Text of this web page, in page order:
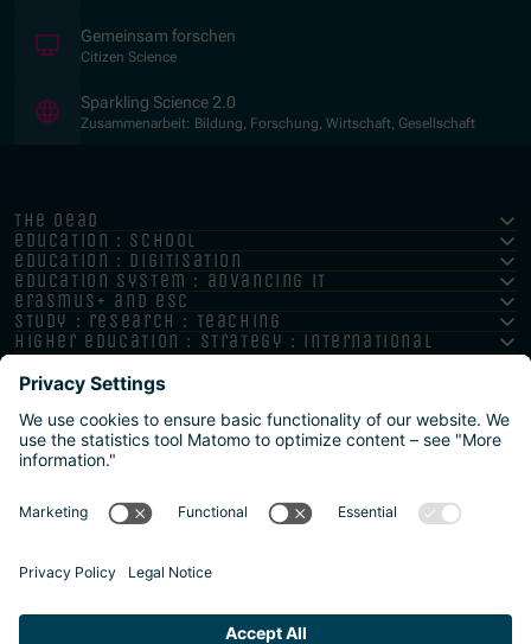
Gemeinsam forschen
Citizen Science
Sparkling Science 2.0
Zusammenarbeit: Bildung, Forschung, Wirtschaft, Gesellschaft
the oead
education : school
education : digitisation
education system : advancing it
erasmus+ and esc
study : research : teaching
higher education : strategy : international
Datenschutz